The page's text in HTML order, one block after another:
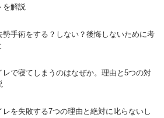
を解説
勢手術をする？しない？後悔しないために考
レで寝てしまうのはなぜか。理由と5つの対
レを失敗する7つの理由と絶対に叱らないし